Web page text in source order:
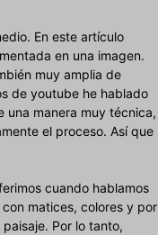
En este artículo
en una imagen.
muy amplia de
de youtube he hablado
una manera muy técnica,
el proceso. Así que
cuando hablamos
matices, colores y por
Por lo tanto,